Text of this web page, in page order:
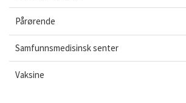
Pårørende
Samfunnsmedisinsk senter
Vaksine